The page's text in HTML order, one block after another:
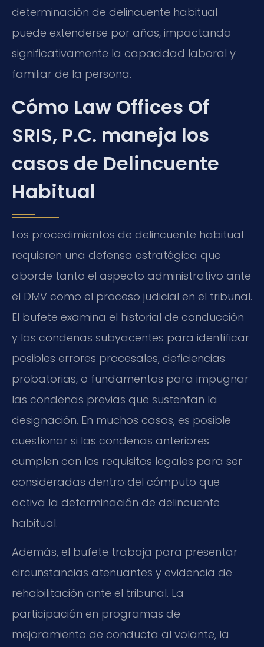
determinación de delincuente habitual
puede extenderse por años, impactando
significativamente la capacidad laboral y
familiar de la persona.
Cómo Law Offices Of
SRIS, P.C. maneja los
casos de Delincuente
Habitual
Los procedimientos de delincuente habitual
requieren una defensa estratégica que
aborde tanto el aspecto administrativo ante
el DMV como el proceso judicial en el tribunal.
El bufete examina el historial de conducción
y las condenas subyacentes para identificar
posibles errores procesales, deficiencias
probatorias, o fundamentos para impugnar
las condenas previas que sustentan la
designación. En muchos casos, es posible
cuestionar si las condenas anteriores
cumplen con los requisitos legales para ser
consideradas dentro del cómputo que
activa la determinación de delincuente
habitual.
Además, el bufete trabaja para presentar
circunstancias atenuantes y evidencia de
rehabilitación ante el tribunal. La
participación en programas de
mejoramiento de conducta al volante, la